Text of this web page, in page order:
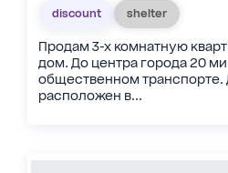
discount shelter
Продам 3-х комнатную
дом. До центра города 20
общественном транспорте.
расположен в...